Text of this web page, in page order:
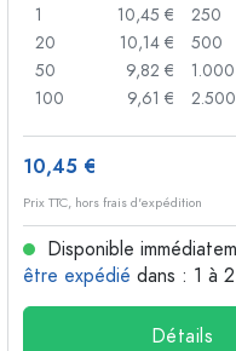
1
10,45 €
20
10,14 €
50
9,82 €
100
9,61 €
250
500
1.000
2.500
10,45 €
Prix TTC, hors frais d'expédition
Disponible
être expédié dans : 1 à
Détails